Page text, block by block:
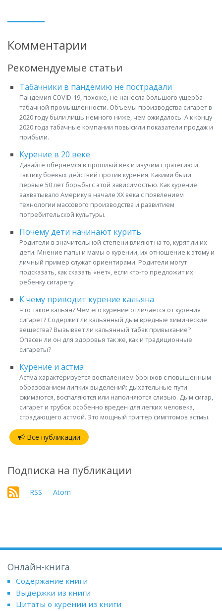
Комментарии
Рекомендуемые статьи
Табачники в пандемию не пострадали
Пандемия COVID-19, похоже, не нанесла большого ущерба
табачной промышленности. Объемы производства сигарет в
2020 году были лишь немного ниже, чем ожидалось. А к концу
2020 года табачные компании повысили показатели продаж и
прибыли.
Курение в 20 веке
Давайте обернемся в прошлый век и изучим стратегию и
тактику боевых действий против курения. Какими были
первые 50 лет борьбы с этой зависимостью. Как курение
захватывало Америку в начале XX века с появлением
технологии массового производства и развитием
потребительской культуры.
Почему дети начинают курить
Родители в значительной степени влияют на то, курят ли их
дети. Мнение папы и мамы о курении, их отношение к этому и
личный пример служат ориентирами. Родители могут
подсказать, как сказать «нет», если кто-то предложит их
ребенку сигарету.
К чему приводит курение кальяна
Что такое кальян? Чем его курение отличается от курения
сигарет? Содержит ли кальянный дым вредные химические
вещества? Вызывает ли кальянный табак привыкание?
Опасен ли он для здоровья так же, как и традиционные
сигареты?
Курение и астма
Астма характеризуется воспалением бронхов с повышенным
образованием липких выделений: дыхательные пути
сжимаются, воспаляются или наполняются слизью. Дым сигар,
сигарет и трубок особенно вреден для легких человека,
страдающего астмой. Это мощный триггер симптомов астмы.
Все публикации
Подписка на публикации
RSS Atom
Онлайн-книга
Содержание книги
Выдержки из книги
Цитаты о курении из книги